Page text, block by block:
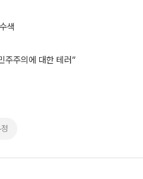
색
주주의에 대한 테러”